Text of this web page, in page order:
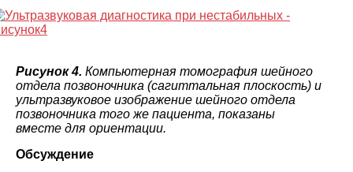
Рисунок 4. Компьютерная томография шейного
отдела позвоночника (сагиттальная плоскость) и
ультразвуковое изображение шейного отдела
позвоночника того же пациента, показаны
вместе для ориентации.
Обсуждение